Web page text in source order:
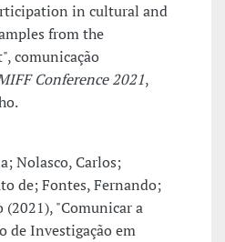
in cultural and
from the
comunicação
Conference 2021,
Nolasco, Carlos;
de; Fontes, Fernando;
(2021), "Comunicar a
de Investigação em